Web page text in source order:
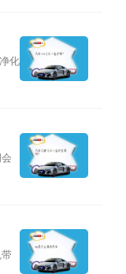
化